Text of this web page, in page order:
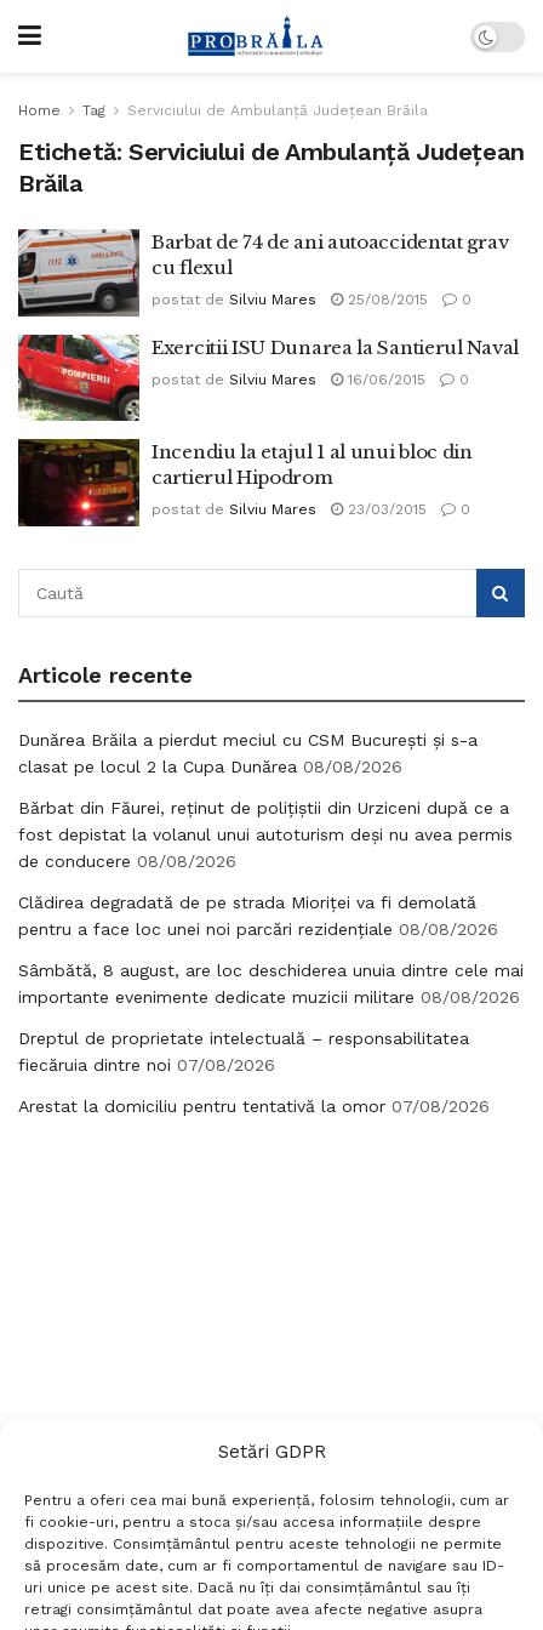
Setări GDPR
Pentru a oferi cea mai bună experiență, folosim tehnologii, cum ar
fi cookie-uri, pentru a stoca și/sau accesa informațiile despre
dispozitive. Consimțământul pentru aceste tehnologii ne permite
să procesăm date, cum ar fi comportamentul de navigare sau ID-
uri unice pe acest site. Dacă nu îți dai consimțământul sau îți
retragi consimțământul dat poate avea afecte negative asupra
Home Tag Serviciului de Ambulanţă Judeţean Brăila
Etichetă: Serviciului de Ambulanţă Judeţean
Brăila
Barbat de 74 de ani autoaccidentat grav
cu flexul
postat de Silviu Mares 25/08/2015 0
Exercitii ISU Dunarea la Santierul Naval
postat de Silviu Mares 16/06/2015 0
Incendiu la etajul 1 al unui bloc din
cartierul Hipodrom
postat de Silviu Mares 23/03/2015 0
Articole recente
Dunărea Brăila a pierdut meciul cu CSM București și s-a
clasat pe locul 2 la Cupa Dunărea 08/08/2026
Bărbat din Făurei, reținut de polițiștii din Urziceni după ce a
fost depistat la volanul unui autoturism deși nu avea permis
de conducere 08/08/2026
Clădirea degradată de pe strada Mioriței va fi demolată
pentru a face loc unei noi parcări rezidențiale 08/08/2026
Sâmbătă, 8 august, are loc deschiderea unuia dintre cele mai
importante evenimente dedicate muzicii militare 08/08/2026
Dreptul de proprietate intelectuală – responsabilitatea
fiecăruia dintre noi 07/08/2026
Arestat la domiciliu pentru tentativă la omor 07/08/2026
Termeni si conditii
Politică de confidențialitate